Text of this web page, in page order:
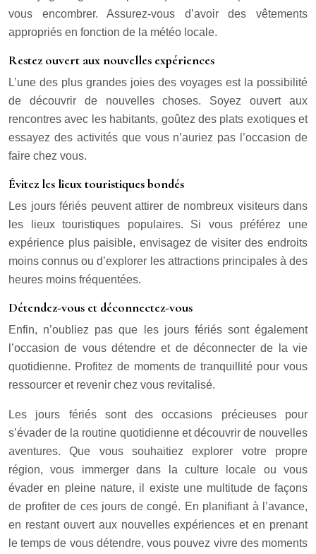
vous encombrer. Assurez-vous d’avoir des vêtements
appropriés en fonction de la météo locale.
Restez ouvert aux nouvelles expériences
L’une des plus grandes joies des voyages est la possibilité
de découvrir de nouvelles choses. Soyez ouvert aux
rencontres avec les habitants, goûtez des plats exotiques et
essayez des activités que vous n’auriez pas l’occasion de
faire chez vous.
Évitez les lieux touristiques bondés
Les jours fériés peuvent attirer de nombreux visiteurs dans
les lieux touristiques populaires. Si vous préférez une
expérience plus paisible, envisagez de visiter des endroits
moins connus ou d’explorer les attractions principales à des
heures moins fréquentées.
Détendez-vous et déconnectez-vous
Enfin, n’oubliez pas que les jours fériés sont également
l’occasion de vous détendre et de déconnecter de la vie
quotidienne. Profitez de moments de tranquillité pour vous
ressourcer et revenir chez vous revitalisé.
Les jours fériés sont des occasions précieuses pour
s’évader de la routine quotidienne et découvrir de nouvelles
aventures. Que vous souhaitiez explorer votre propre
région, vous immerger dans la culture locale ou vous
évader en pleine nature, il existe une multitude de façons
de profiter de ces jours de congé. En planifiant à l’avance,
en restant ouvert aux nouvelles expériences et en prenant
le temps de vous détendre, vous pouvez vivre des moments